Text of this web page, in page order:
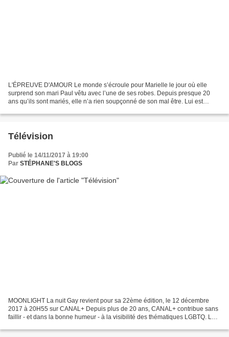
L'ÉPREUVE D'AMOUR Le monde s’écroule pour Marielle le jour où elle
surprend son mari Paul vêtu avec l’une de ses robes. Depuis presque 20
ans qu’ils sont mariés, elle n’a rien soupçonné de son mal être. Lui est
Télévision
Publié le 14/11/2017 à 19:00
Par STÉPHANE'S BLOGS
MOONLIGHT La nuit Gay revient pour sa 22ème édition, le 12 décembre
2017 à 20H55 sur CANAL+ Depuis plus de 20 ans, CANAL+ contribue sans
faillir - et dans la bonne humeur - à la visibilité des thématiques LGBTQ. Le